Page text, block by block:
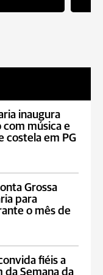
inaugura
com música e
costela em PG
Grossa
para
o mês de
fiéis a
Semana da